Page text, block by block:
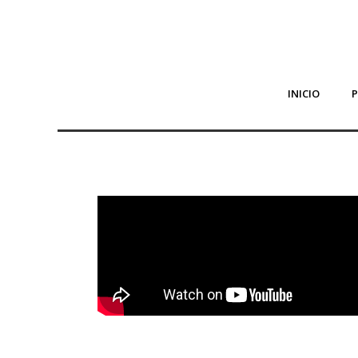
INICIO